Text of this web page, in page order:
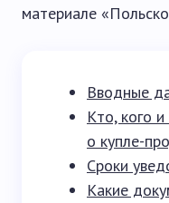
материале
Вводные
Кто, кого
о купле-
Сроки
Какие